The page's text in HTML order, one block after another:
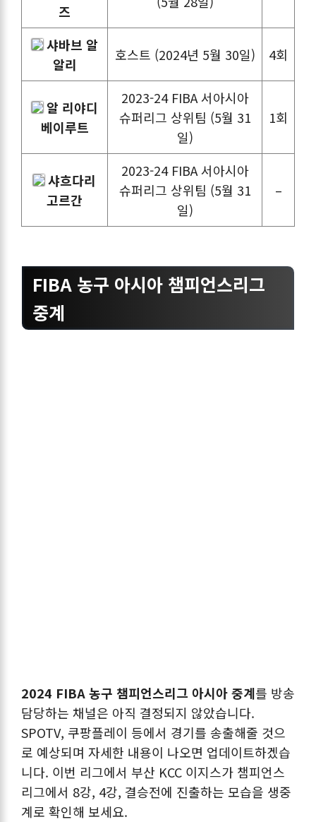
즈
샤바브 알
알리
호스트 (2024년 5월 30일) 4회
알 리야디
베이루트
2023-24 FIBA 서아시아
슈퍼리그 상위팀 (5월 31
일)
1회
샤흐다리
고르간
2023-24 FIBA 서아시아
슈퍼리그 상위팀 (5월 31
일)
–
FIBA 농구 아시아 챔피언스리그
중계
2024 FIBA 농구 챔피언스리그 아시아 중계를 방송
담당하는 채널은 아직 결정되지 않았습니다.
SPOTV, 쿠팡플레이 등에서 경기를 송출해줄 것으
로 예상되며 자세한 내용이 나오면 업데이트하겠습
니다. 이번 리그에서 부산 KCC 이지스가 챔피언스
리그에서 8강, 4강, 결승전에 진출하는 모습을 생중
계로 확인해 보세요.